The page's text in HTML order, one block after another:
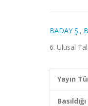
BADAY Ş.,
6. Ulusal
Yayın